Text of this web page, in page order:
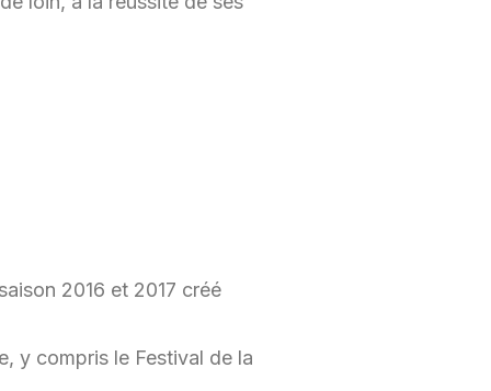
2016 et 2017 créé
y compris le Festival de la